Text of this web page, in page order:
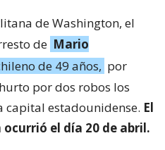
de Washington, el
de Mario
de 49 años, por
por dos robos los
capital estadounidense. El
el día 20 de abril.